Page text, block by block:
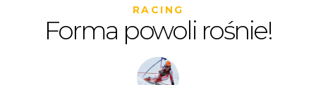
RACING
Forma powoli rośnie!